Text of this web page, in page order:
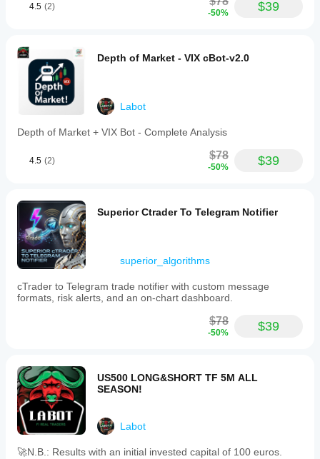
all
sizes,
and
brokers,
allowing
flexible
different
environments.
The
a
free
backtest
and
live
trading
period
until
August
30,
use
the
updated
version
with
stop-
Anda
dalam
penggunaan
sesungguhnya.
4.5 (2)
-50% $39
Depth of Market - VIX cBot-v2.0
Labot
Depth of Market + VIX Bot - Complete Analysis
4.5 (2) $78
-50% $39
Superior Ctrader To Telegram Notifier
superior_algorithms
cTrader to Telegram trade notifier with custom message
formats, risk alerts, and an on-chart dashboard.
$78
-50% $39
US500 LONG&SHORT TF 5M ALL
SEASON!
Labot
🚀N.B.: Results with an initial invested capital of 100 euros.